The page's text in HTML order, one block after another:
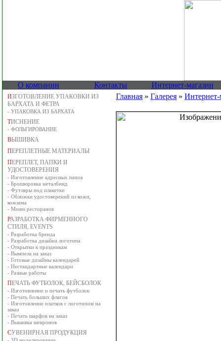
О компании Контакты Интернет-магазин
ИЗГОТОВЛЕНИЕ УПАКОВКИ ИЗ
БАРХАТА И ФЕТРА
- УПАКОВКА ИЗ БАРХАТА
ТИСНЕНИЕ
- ФОЛЬГИРОВАНИЕ
ВЫШИВКА
ПЕРЕПЛЕТНЫЕ МАТЕРИАЛЫ
ПЕРЕПЛЕТ, ПАПКИ И
УДОСТОВЕРЕНИЯ
- Изготовление адресных папок
- Брошюровка металбинд
- Футляры под плакетки
- Обложки удостоверений из кожи,
кожзама
- Меню ресторанов
РАЗРАБОТКА ФИРМЕННОГО
СТИЛЯ, EVENTS
- Разработка бренда
- Разработка дизайна логотипа
- Открытки к праздникам
- Вымпела на заказ
- Готовые дизайны календарей
- Нестандартные календари
- Разные работы
ПЕЧАТЬ ФУТБОЛОК, БЕЙСБОЛОК
- Изготовление и печать футболок
- Печать больших флагов
- Изготовление платков с логотипом на
заказ
- Печать шарфов на заказ
- Вышивка шевронов
СУВЕНИРНАЯ ПРОДУКЦИЯ
Главная » Галерея » Интернет-